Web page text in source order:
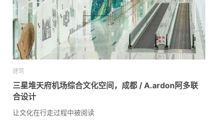
建筑
三星堆天府机场综合文化空间，成都 / A.ardon阿多联
合设计
让文化在行走过程中被阅读